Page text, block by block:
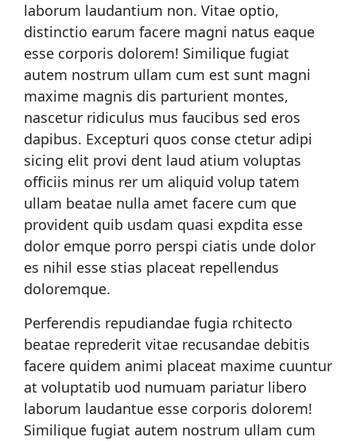
laborum laudantium non. Vitae optio,
distinctio earum facere magni natus eaque
esse corporis dolorem! Similique fugiat
autem nostrum ullam cum est sunt magni
maxime magnis dis parturient montes,
nascetur ridiculus mus faucibus sed eros
dapibus. Excepturi quos conse ctetur adipi
sicing elit provi dent laud atium voluptas
officiis minus rer um aliquid volup tatem
ullam beatae nulla amet facere cum que
provident quib usdam quasi expdita esse
dolor emque porro perspi ciatis unde dolor
es nihil esse stias placeat repellendus
doloremque.
Perferendis repudiandae fugia rchitecto
beatae reprederit vitae recusandae debitis
facere quidem animi placeat maxime cuuntur
at voluptatib uod numuam pariatur libero
laborum laudantue esse corporis dolorem!
Similique fugiat autem nostrum ullam cum